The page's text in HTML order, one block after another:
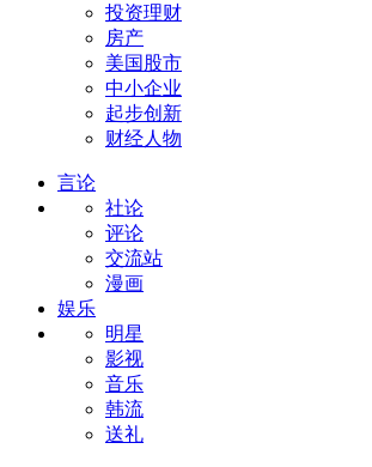
投资理财
房产
美国股市
中小企业
起步创新
财经人物
言论
社论
评论
交流站
漫画
娱乐
明星
影视
音乐
韩流
送礼